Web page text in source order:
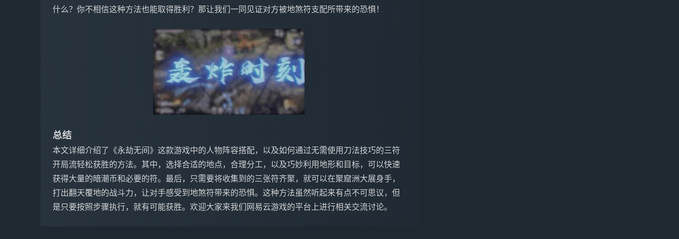
什么？你不相信这种方法也能取得胜利？那让我们一同见证对方被地煞符支配所带来的恐惧！
总结
本文详细介绍了《永劫无间》这款游戏中的人物阵容搭配，以及如何通过无需使用刀法技巧的三符
开局流轻松获胜的方法。其中，选择合适的地点，合理分工，以及巧妙利用地形和目标，可以快速
获得大量的暗潮币和必要的符。最后，只需要将收集到的三张符齐聚，就可以在聚窟洲大展身手，
打出翻天覆地的战斗力，让对手感受到地煞符带来的恐惧。这种方法虽然听起来有点不可思议，但
是只要按照步骤执行，就有可能获胜。欢迎大家来我们网易云游戏的平台上进行相关交流讨论。